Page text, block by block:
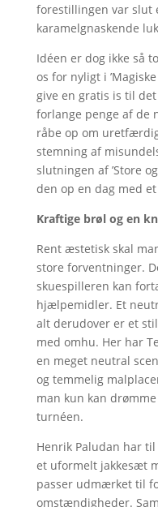
forestillingen var slut
karamelgnaskende
Idéen er dog ikke så
os for nyligt i
give en gratis is til
forlange penge af de
råbe op om
stemning af
slutningen af ’Store
den op en dag med
Kraftige brøl og en
Rent æstetisk skal
store forventninger.
skuespilleren kan
hjælpemidler. Et
alt derudover er et
med omhu. Her har
en meget neutral
og temmelig
man kun kan
turnéen.
Henrik Paludan har til
et uformelt jakkesæt
passer udmærket til
omstændigheder.